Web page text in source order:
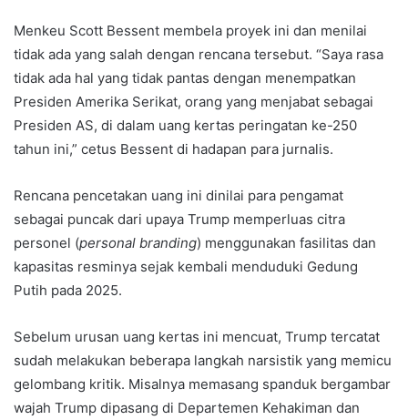
Menkeu Scott Bessent membela proyek ini dan menilai
tidak ada yang salah dengan rencana tersebut. “Saya rasa
tidak ada hal yang tidak pantas dengan menempatkan
Presiden Amerika Serikat, orang yang menjabat sebagai
Presiden AS, di dalam uang kertas peringatan ke-250
tahun ini,” cetus Bessent di hadapan para jurnalis.
Rencana pencetakan uang ini dinilai para pengamat
sebagai puncak dari upaya Trump memperluas citra
personel (personal branding) menggunakan fasilitas dan
kapasitas resminya sejak kembali menduduki Gedung
Putih pada 2025.
Sebelum urusan uang kertas ini mencuat, Trump tercatat
sudah melakukan beberapa langkah narsistik yang memicu
gelombang kritik. Misalnya memasang spanduk bergambar
wajah Trump dipasang di Departemen Kehakiman dan